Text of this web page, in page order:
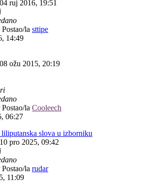
04 ruj 2016, 19:51
Postao/la sttipe
14:49
08 ožu 2015, 20:19
Postao/la Cooleech
06:27
slova u izborniku
10 pro 2025, 09:42
Postao/la rudar
11:09